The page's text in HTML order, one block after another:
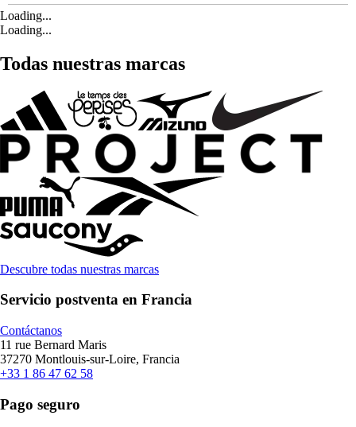
Loading...
Loading...
Todas nuestras marcas
Descubre todas nuestras marcas
Servicio postventa en Francia
Contáctanos
11 rue Bernard Maris
37270 Montlouis-sur-Loire, Francia
+33 1 86 47 62 58
Pago seguro